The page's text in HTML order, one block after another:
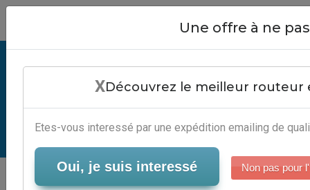
Contact Form 7 Not Emailing -
Automatisation Automation
Marketing
Serveur-Emailing
Close
Une offre à ne
XDécouvrez le meilleur routeur
Etes-vous interessé par une expédition emailing de
Oui, je suis interessé Non pas pour